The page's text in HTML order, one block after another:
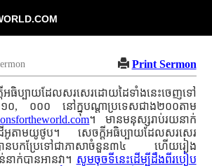
Print Sermon
អធិប្បាយដែលសរសេរដោយដៃទាំងនេះចេញទៅ
០, ០០០ នៅក្នុបណ្ដាប្រទេសជាង២០០តាម
។ មានមនុស្សរាប់រយនាក់
ដីអូតាមយូថូប។ សេចក្ដីអធិប្បាយដែលសរសេរ
បានបកប្រែទៅជាភាសាចំនួន៣៤ ហើយរៀង
ាក់បានអានវា។ សូមចុចទីនេះដើម្បីដឹងពីរបៀប